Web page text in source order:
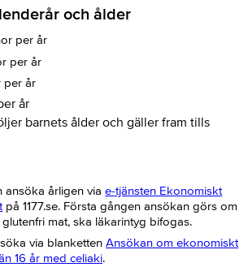
och ålder
per år
per år
per år
år
barnets ålder och gäller fram tills
ansöka årligen viae-tjänsten Ekonomiskt
på 1177.se. Första gången ansökan görs om
mat, ska läkarintyg bifogas.
via blankettenAnsökan om ekonomiskt
16 år med celiaki.